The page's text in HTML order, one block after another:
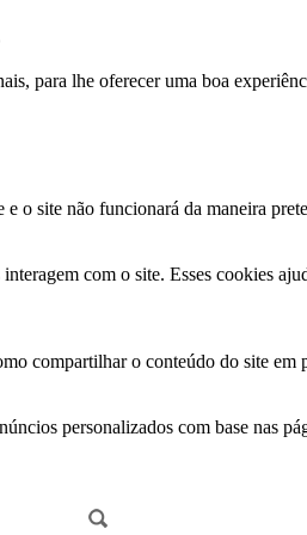
para lhe oferecer uma boa
o site não funcionará da maneira
com o site. Esses cookies
compartilhar o conteúdo do site
personalizados com base nas